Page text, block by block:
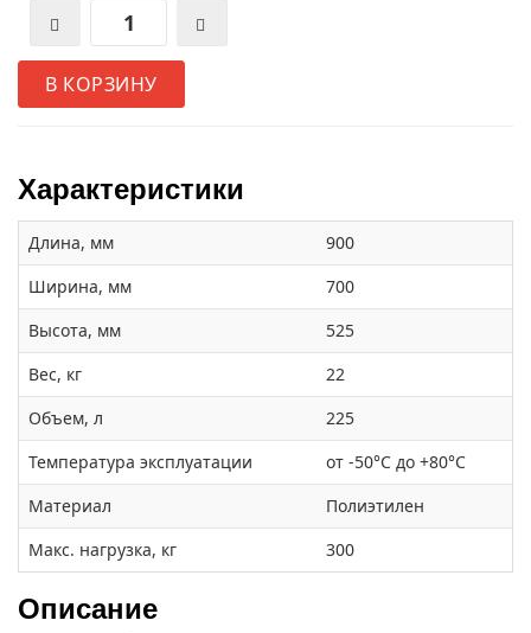
В КОРЗИНУ
Характеристики
Длина, мм
900
Ширина, мм
700
Высота, мм
525
Вес, кг
22
Объем, л
225
Температура эксплуатации
от -50°С до +80°С
Материал
Полиэтилен
Макс. нагрузка, кг
300
Описание